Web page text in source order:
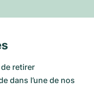
retirer
dans l’une de nos